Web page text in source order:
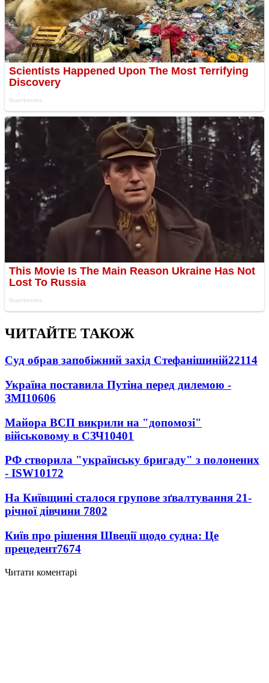
ЧИТАЙТЕ ТАКОЖ
Суд обрав запобіжний захід Стефанішиній22114
Україна поставила Путіна перед дилемою -
ЗМІ10606
Майора ВСП викрили на "допомозі"
військовому в СЗЧ10401
РФ створила "українську бригаду" з полонених
- ISW10172
На Київщині сталося групове зґвалтування 21-
річної дівчини 7802
Київ про рішення Швеції щодо судна: Це
прецедент7674
Читати коментарі